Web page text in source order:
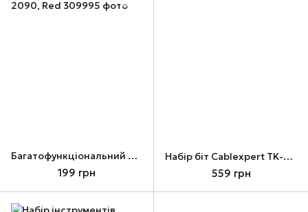
Багатофункціональний велосипедний інструмент Ronix RH-2090, Red
199 грн
Набір біт Cablexpert TK-SD-07, 108 шт
559 грн